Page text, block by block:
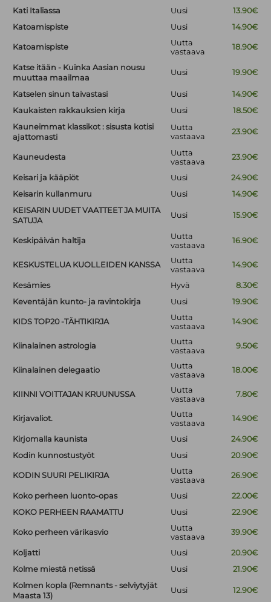
Kati Italiassa
Uusi
13.90€
Katoamispiste
Uusi 14.90€
Katoamispiste
Uutta
vastaava
18.90€
Katse itään - Kuinka Aasian nousu
muuttaa maailmaa
Uusi 19.90€
Katselen sinun taivastasi Uusi
14.90€
Kaukaisten rakkauksien kirja
Uusi
18.50€
Kauneimmat klassikot : sisusta kotisi
ajattomasti
Uutta
vastaava
23.90€
Kauneudesta
Uutta
vastaava
23.90€
Keisari ja kääpiöt Uusi
24.90€
Keisarin kullanmuru
Uusi
14.90€
KEISARIN UUDET VAATTEET JA MUITA
SATUJA
Uusi 15.90€
Keskipäivän haltija
Uutta
vastaava
16.90€
KESKUSTELUA KUOLLEIDEN KANSSA
Uutta
vastaava
14.90€
Kesämies Hyvä
8.30€
Keventäjän kunto- ja ravintokirja
Uusi 19.90€
KIDS TOP20 -TÄHTIKIRJA
Uutta
vastaava
14.90€
Kiinalainen astrologia
Uutta
vastaava
9.50€
Kiinalainen delegaatio
Uutta
vastaava
18.00€
KIINNI VOITTAJAN KRUUNUSSA
Uutta
vastaava
7.80€
Kirjavaliot.
Uutta
vastaava
14.90€
Kirjomalla kaunista Uusi
24.90€
Kodin kunnostustyöt
Uusi 20.90€
KODIN SUURI PELIKIRJA
Uutta
vastaava
26.90€
Koko perheen luonto-opas Uusi
22.00€
KOKO PERHEEN RAAMATTU
Uusi 22.90€
Koko perheen värikasvio
Uutta
vastaava
39.90€
Koljatti Uusi
20.90€
Kolme miestä netissä
Uusi
21.90€
Kolmen kopla (Remnants - selviytyjät
Maasta 13)
Uusi 12.90€